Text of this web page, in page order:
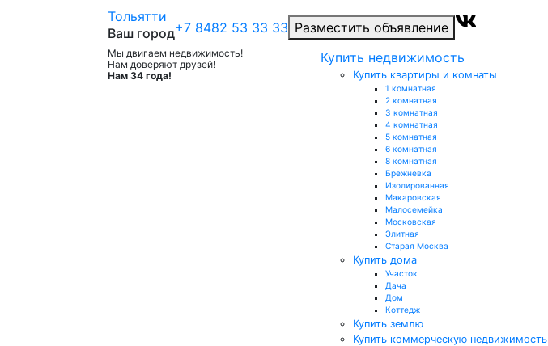
Мы двигаем недвижимость!
Нам доверяют друзей!
Нам 34 года!
Купить недвижимость
Купить квартиры и комнаты
1 комнатная
2 комнатная
3 комнатная
4 комнатная
5 комнатная
6 комнатная
8 комнатная
Брежневка
Изолированная
Макаровская
Малосемейка
Московская
Элитная
Старая Москва
Купить дома
Участок
Дача
Дом
Коттедж
Купить землю
Купить коммерческую недвижимость
Тольятти
Ваш город+7 8482 53 33 33 Разместить объявление